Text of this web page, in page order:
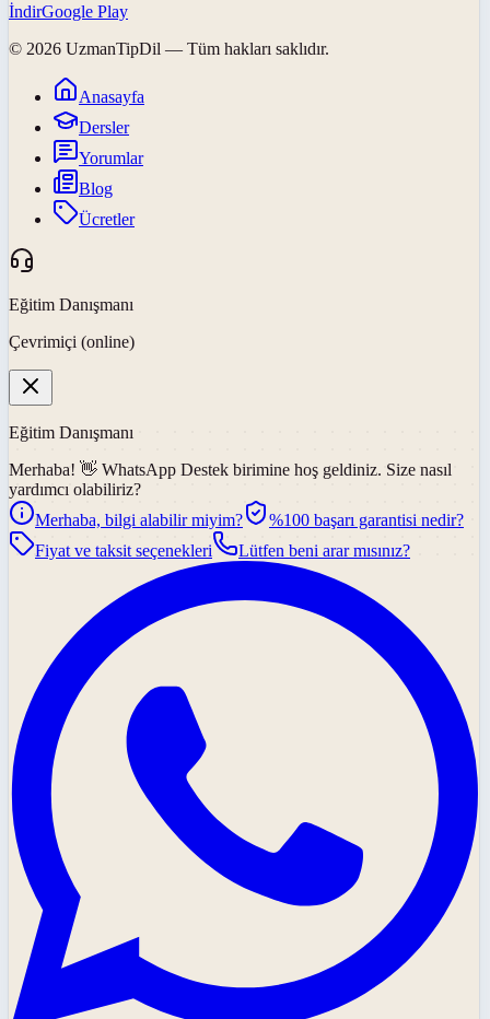
İndirGoogle Play
© 2026 UzmanTipDil — Tüm hakları saklıdır.
Anasayfa
Dersler
Yorumlar
Blog
Ücretler
Eğitim Danışmanı
Çevrimiçi (online)
Eğitim Danışmanı
Merhaba! 👋 WhatsApp Destek birimine hoş geldiniz. Size nasıl
yardımcı olabiliriz?
Merhaba, bilgi alabilir miyim?
%100 başarı garantisi nedir?
Fiyat ve taksit seçenekleri
Lütfen beni arar mısınız?